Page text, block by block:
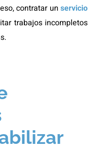
contratar un servicio
trabajos incompletos